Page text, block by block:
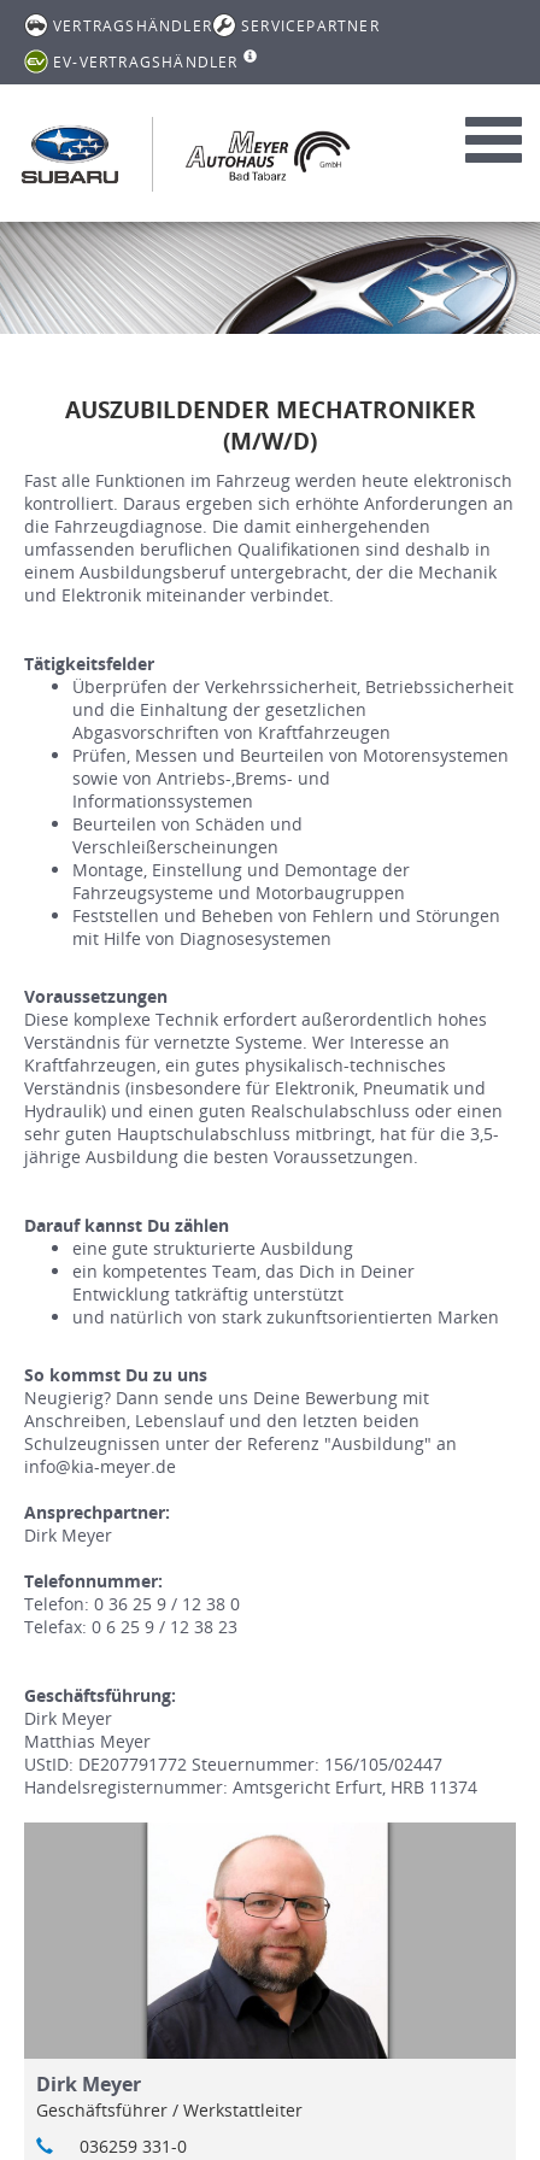
VERTRAGSHÄNDLER
SERVICEPARTNER
EV-VERTRAGSHÄNDLER
AUSZUBILDENDER MECHATRONIKER
(M/W/D)
Fast alle Funktionen im Fahrzeug werden heute elektronisch
kontrolliert. Daraus ergeben sich erhöhte Anforderungen an
die Fahrzeugdiagnose. Die damit einhergehenden
umfassenden beruflichen Qualifikationen sind deshalb in
einem Ausbildungsberuf untergebracht, der die Mechanik
und Elektronik miteinander verbindet.
Tätigkeitsfelder
Überprüfen der Verkehrssicherheit, Betriebssicherheit
und die Einhaltung der gesetzlichen
Abgasvorschriften von Kraftfahrzeugen
Prüfen, Messen und Beurteilen von Motorensystemen
sowie von Antriebs-,Brems- und
Informationssystemen
Beurteilen von Schäden und
Verschleißerscheinungen
Montage, Einstellung und Demontage der
Fahrzeugsysteme und Motorbaugruppen
Feststellen und Beheben von Fehlern und Störungen
mit Hilfe von Diagnosesystemen
Voraussetzungen
Diese komplexe Technik erfordert außerordentlich hohes
Verständnis für vernetzte Systeme. Wer Interesse an
Kraftfahrzeugen, ein gutes physikalisch-technisches
Verständnis (insbesondere für Elektronik, Pneumatik und
Hydraulik) und einen guten Realschulabschluss oder einen
sehr guten Hauptschulabschluss mitbringt, hat für die 3,5-
jährige Ausbildung die besten Voraussetzungen.
Darauf kannst Du zählen
eine gute strukturierte Ausbildung
ein kompetentes Team, das Dich in Deiner
Entwicklung tatkräftig unterstützt
und natürlich von stark zukunftsorientierten Marken
So kommst Du zu uns
Neugierig? Dann sende uns Deine Bewerbung mit
Anschreiben, Lebenslauf und den letzten beiden
Schulzeugnissen unter der Referenz "Ausbildung" an
info@kia-meyer.de
Ansprechpartner:
Dirk Meyer
Telefonnummer:
Telefon: 0 36 25 9 / 12 38 0
Telefax: 0 6 25 9 / 12 38 23
Geschäftsführung:
Dirk Meyer
Matthias Meyer
UStID: DE207791772 Steuernummer: 156/105/02447
Handelsregisternummer: Amtsgericht Erfurt, HRB 11374
Dirk Meyer
Geschäftsführer / Werkstattleiter
036259 331-0